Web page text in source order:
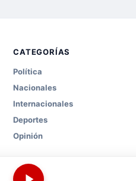
CATEGORÍAS
Política
Nacionales
Internacionales
Deportes
Opinión